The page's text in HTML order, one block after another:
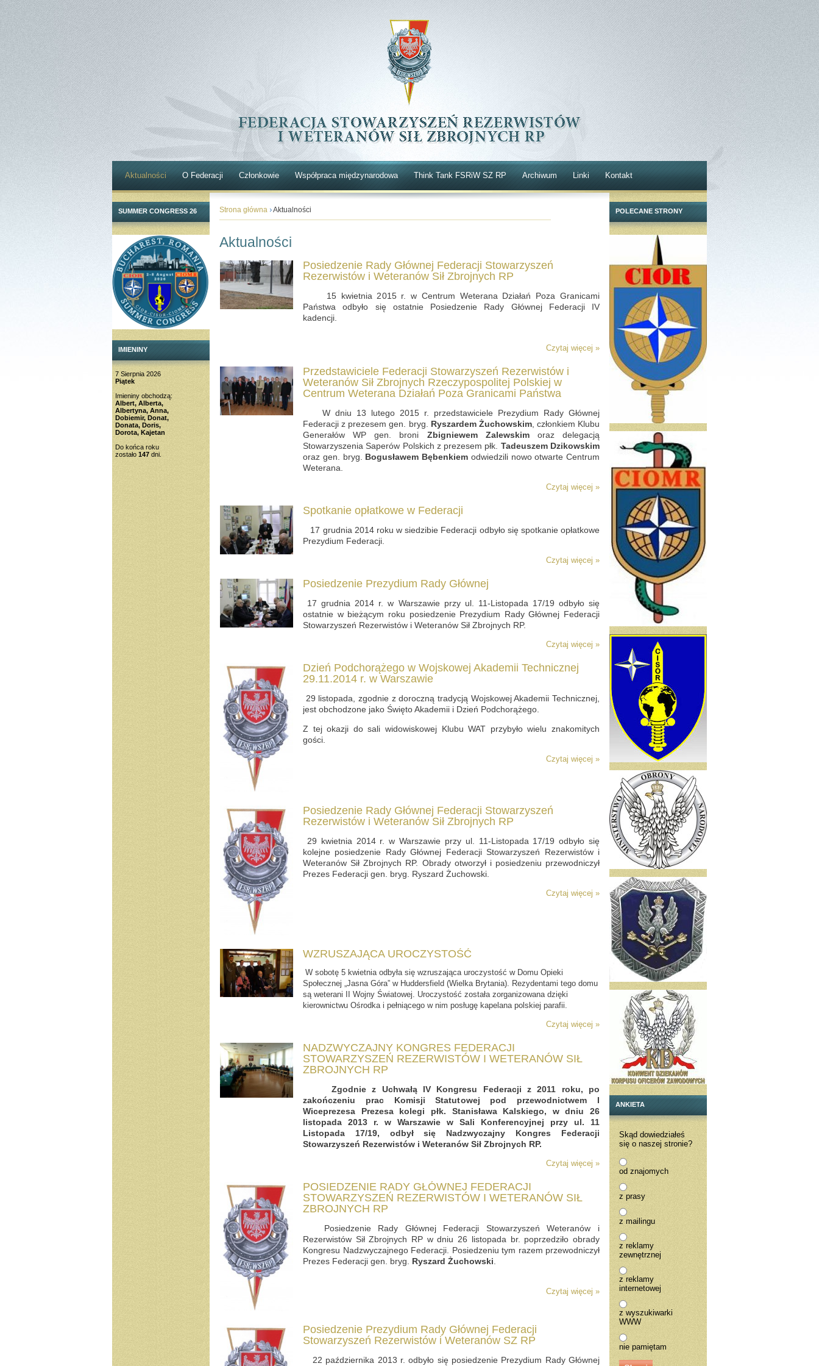
Aktualności O Federacji Członkowie Współpraca międzynarodowa Think Tank FSRiW SZ RP Archiwum Linki Kontakt
SUMMER CONGRESS 26
IMIENINY
7 Sierpnia 2026
Piątek
Imieniny obchodzą:
Albert, Alberta,
Albertyna, Anna,
Dobiemir, Donat,
Donata, Doris,
Dorota, Kajetan
Do końca roku
zostało 147 dni.
Strona główna Aktualności
Aktualności
Posiedzenie Rady Głównej Federacji Stowarzyszeń
Rezerwistów i Weteranów Sił Zbrojnych RP
15 kwietnia 2015 r. w Centrum Weterana Działań Poza Granicami
Państwa odbyło się ostatnie Posiedzenie Rady Głównej Federacji IV
kadencji.
Czytaj więcej »
Przedstawiciele Federacji Stowarzyszeń Rezerwistów i
Weteranów Sił Zbrojnych Rzeczypospolitej Polskiej w
Centrum Weterana Działań Poza Granicami Państwa
W dniu 13 lutego 2015 r. przedstawiciele Prezydium Rady Głównej
Federacji z prezesem gen. bryg. Ryszardem Żuchowskim, członkiem Klubu
Generałów WP gen. broni Zbigniewem Zalewskimoraz delegacją
Stowarzyszenia Saperów Polskich z prezesem płk. Tadeuszem Dzikowskim
oraz gen. bryg. Bogusławem Bębenkiem odwiedzili nowo otwarte Centrum
Weterana.
Czytaj więcej »
Spotkanie opłatkowe w Federacji
17 grudnia 2014 roku w siedzibie Federacji odbyło się spotkanie opłatkowe
Prezydium Federacji.
Czytaj więcej »
Posiedzenie Prezydium Rady Głównej
17 grudnia 2014 r. w Warszawie przy ul. 11-Listopada 17/19 odbyło się
ostatnie w bieżącym roku posiedzenie Prezydium Rady Głównej Federacji
Stowarzyszeń Rezerwistów i Weteranów Sił Zbrojnych RP.
Czytaj więcej »
Dzień Podchorążego w Wojskowej Akademii Technicznej
29.11.2014 r. w Warszawie
29 listopada, zgodnie z doroczną tradycją Wojskowej Akademii Technicznej,
jest obchodzone jako Święto Akademii i Dzień Podchorążego.
Z tej okazji do sali widowiskowej Klubu WAT przybyło wielu znakomitych
gości.
Czytaj więcej »
Posiedzenie Rady Głównej Federacji Stowarzyszeń
Rezerwistów i Weteranów Sił Zbrojnych RP
29 kwietnia 2014 r. w Warszawie przy ul. 11-Listopada 17/19 odbyło się
kolejne posiedzenie Rady Głównej Federacji Stowarzyszeń Rezerwistów i
Weteranów Sił Zbrojnych RP. Obrady otworzył i posiedzeniu przewodniczył
Prezes Federacji gen. bryg. Ryszard Żuchowski.
Czytaj więcej »
WZRUSZAJĄCA UROCZYSTOŚĆ
W sobotę 5 kwietnia odbyła się wzruszająca uroczystość w Domu Opieki
Społecznej „Jasna Góra” w Huddersfield (Wielka Brytania). Rezydentami tego domu
są weterani II Wojny Światowej. Uroczystość została zorganizowana dzięki
kierownictwu Ośrodka i pełniącego w nim posługę kapelana polskiej parafii.
Czytaj więcej »
NADZWYCZAJNY KONGRES FEDERACJI
STOWARZYSZEŃ REZERWISTÓW I WETERANÓW SIŁ
ZBROJNYCH RP
Zgodnie z Uchwałą IV Kongresu Federacji z 2011 roku, po
zakończeniu prac Komisji Statutowej pod przewodnictwem I
Wiceprezesa Prezesa kolegi płk. Stanisława Kalskiego, w dniu 26
listopada 2013 r. w Warszawie w Sali Konferencyjnej przy ul. 11
Listopada 17/19, odbył się Nadzwyczajny Kongres Federacji
Stowarzyszeń Rezerwistów i Weteranów Sił Zbrojnych RP.
Czytaj więcej »
POSIEDZENIE RADY GŁÓWNEJ FEDERACJI
STOWARZYSZEŃ REZERWISTÓW I WETERANÓW SIŁ
ZBROJNYCH RP
Posiedzenie Rady Głównej Federacji Stowarzyszeń Weteranów i
Rezerwistów Sił Zbrojnych RP w dniu 26 listopada br. poprzedziło obrady
Kongresu Nadzwyczajnego Federacji. Posiedzeniu tym razem przewodniczył
Prezes Federacji gen. bryg. Ryszard Żuchowski
Czytaj więcej »
Posiedzenie Prezydium Rady Głównej Federacji
Stowarzyszeń Rezerwistów i Weteranów SZ RP
22 października 2013 r. odbyło się posiedzenie Prezydium Rady Głównej
POLECANE STRONY
ANKIETA
Skąd dowiedziałeś
się o naszej stronie?
od znajomych
z prasy
z mailingu
z reklamy
zewnętrznej
z reklamy
internetowej
z wyszukiwarki
WWW
nie pamiętam